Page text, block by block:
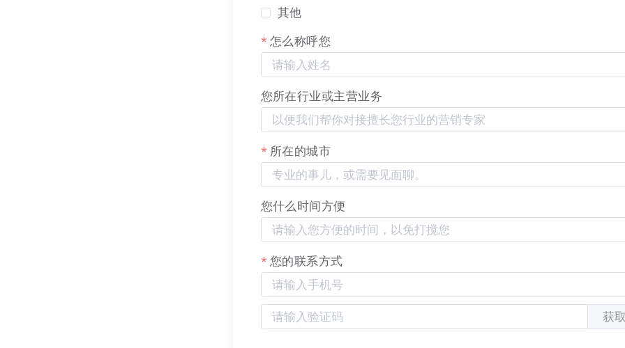
流量为王，如何理解、如何做的？
客户来咨询，小日子可以过的体面而有尊严了。
不管是消费品，还是工业设备，这个小视频把我的一整套东西都讲透了。
品电商# ，为什么小日子比较优渥，好像把道理也讲明白了。
其他
怎么称呼您
您所在行业或主营业务
所在的城市
您什么时间方便
您的联系方式
获